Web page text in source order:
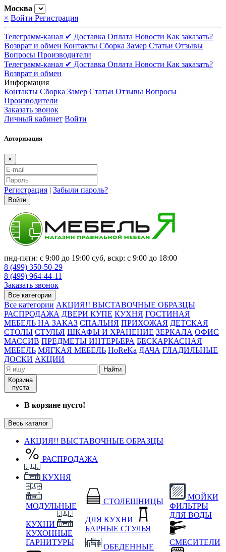
Москва
× Войти Регистрация
Телеграмм-канал ✔ Доставка Оплата Новости Как заказать?
Возврат и обмен Контакты Сборка Замер Статьи Отзывы
Вопросы Производители
Телеграмм-канал ✔ Доставка Оплата Новости Как заказать?
Возврат и обмен
Информация
Контакты Сборка Замер Статьи Отзывы Вопросы
Производители
Заказать звонок
Личный кабинет Войти
Авторизация
×
Регистрация | Забыли пароль?
Войти
пнд-пятн: с 9:00 до 19:00 суб, вскр: с 9:00 до 18:00
8 (499) 350-50-29
8 (499) 964-44-11
Заказать звонок
Все категории
Все категории АКЦИЯ!! ВЫСТАВОЧНЫЕ ОБРАЗЦЫ
РАСПРОДАЖА ДВЕРИ КУПЕ КУХНЯ ГОСТИНАЯ
МЕБЕЛЬ НА ЗАКАЗ СПАЛЬНЯ ПРИХОЖАЯ ДЕТСКАЯ
СТОЛЫ СТУЛЬЯ ШКАФЫ И ХРАНЕНИЕ ЗЕРКАЛА ОФИС
МАССИВ ПРЕДМЕТЫ ИНТЕРЬЕРА БЕСКАРКАСНАЯ
МЕБЕЛЬ МЯГКАЯ МЕБЕЛЬ HoReKa ДАЧА ГЛАДИЛЬНЫЕ
ДОСКИ АКЦИИ
Найти
Корзина
пуста
В корзине пусто!
Весь каталог
АКЦИЯ!! ВЫСТАВОЧНЫЕ ОБРАЗЦЫ
РАСПРОДАЖА
КУХНЯ
МОДУЛЬНЫЕ
КУХНИ
КУХОННЫЕ
ГАРНИТУРЫ
СТОЛЕШНИЦЫ
ДЛЯ КУХНИ
БАРНЫЕ СТУЛЬЯ
ОБЕДЕННЫЕ
МОЙКИ
ФИЛЬТРЫ
ДЛЯ ВОДЫ
СМЕСИТЕЛИ